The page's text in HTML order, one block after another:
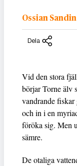
Ossian Sandin
Dela
Vid den stora
börjar Torne älv
vandrande fiskar
och in i en
föröka sig. Men
sämre.
De otaliga